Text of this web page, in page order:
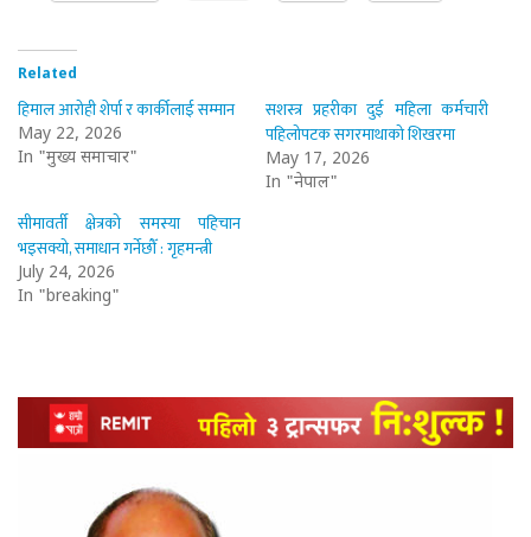
Related
हिमाल आरोही शेर्पा र कार्कीलाई सम्मान
May 22, 2026
In "मुख्य समाचार"
सशस्त्र प्रहरीका दुई महिला कर्मचारी
पहिलोपटक सगरमाथाको शिखरमा
May 17, 2026
In "नेपाल"
सीमावर्ती क्षेत्रको समस्या पहिचान
भइसक्यो, समाधान गर्नेछौँ : गृहमन्त्री
July 24, 2026
In "breaking"